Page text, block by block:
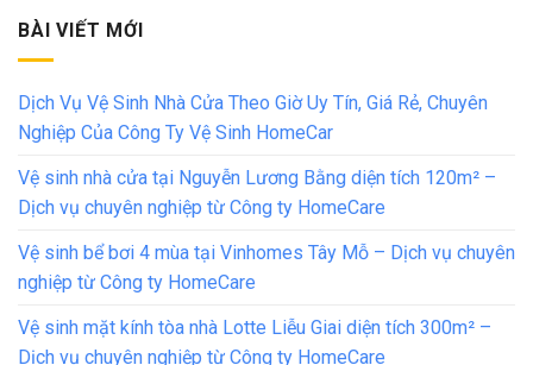
BÀI VIẾT MỚI
Dịch Vụ Vệ Sinh Nhà Cửa Theo Giờ Uy Tín, Giá Rẻ, Chuyên
Nghiệp Của Công Ty Vệ Sinh HomeCar
Vệ sinh nhà cửa tại Nguyễn Lương Bằng diện tích 120m² –
Dịch vụ chuyên nghiệp từ Công ty HomeCare
Vệ sinh bể bơi 4 mùa tại Vinhomes Tây Mỗ – Dịch vụ chuyên
nghiệp từ Công ty HomeCare
Vệ sinh mặt kính tòa nhà Lotte Liễu Giai diện tích 300m² –
Dịch vụ chuyên nghiệp từ Công ty HomeCare